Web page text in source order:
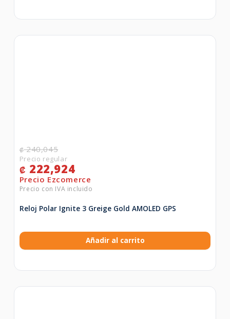
₡240,045
₡ 222,924
Reloj Polar Ignite 3 Greige Gold AMOLED GPS
Añadir al carrito